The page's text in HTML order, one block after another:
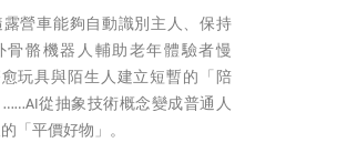
露營車能夠自動識別主人、保持
骨骼機器人輔助老年體驗者慢
愈玩具與陌生人建立短暫的「陪
從抽象技術概念變成普通人
「平價好物」。